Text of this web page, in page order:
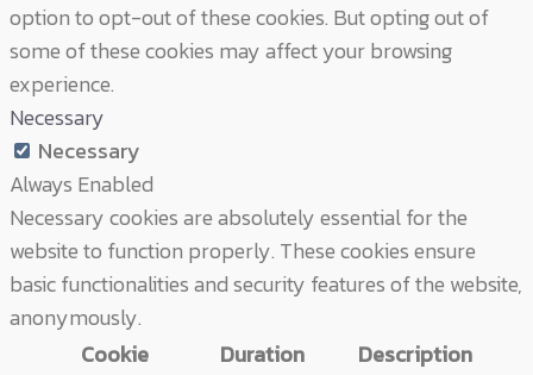
option to opt-out of these cookies. But opting out of
some of these cookies may affect your browsing
experience.
Necessary
Necessary
Always Enabled
Necessary cookies are absolutely essential for the
website to function properly. These cookies ensure
basic functionalities and security features of the website,
anonymously.
Cookie
Duration Description